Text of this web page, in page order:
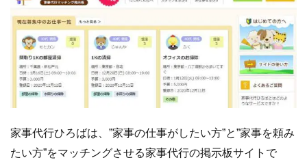
家事代行ひろばは、”家事の仕事がしたい方”と”家事を頼み
たい方”をマッチングさせる家事代行の掲示板サイトで